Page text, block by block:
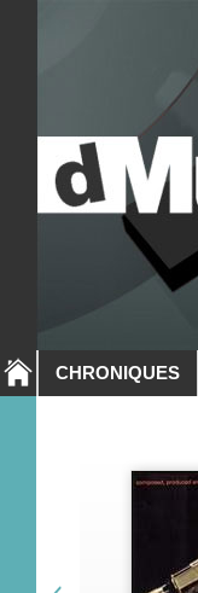
CHRONIQUES